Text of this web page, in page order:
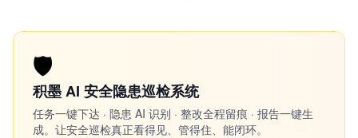
🛡️
积墨 AI 安全隐患巡检系统
任务一键下达 · 隐患 AI 识别 · 整改全程留痕 · 报告一键生
成。让安全巡检真正看得见、管得住、能闭环。